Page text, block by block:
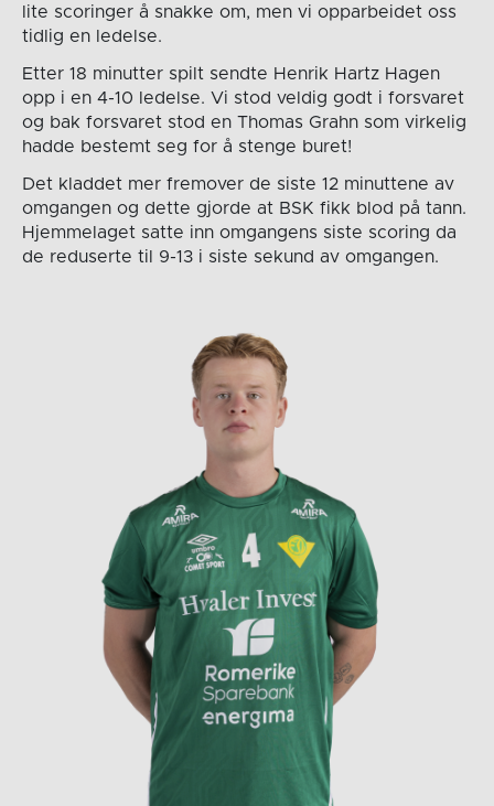
lite scoringer å snakke om, men vi opparbeidet oss
tidlig en ledelse.
Etter 18 minutter spilt sendte Henrik Hartz Hagen
opp i en 4-10 ledelse. Vi stod veldig godt i forsvaret
og bak forsvaret stod en Thomas Grahn som virkelig
hadde bestemt seg for å stenge buret!
Det kladdet mer fremover de siste 12 minuttene av
omgangen og dette gjorde at BSK fikk blod på tann.
Hjemmelaget satte inn omgangens siste scoring da
de reduserte til 9-13 i siste sekund av omgangen.